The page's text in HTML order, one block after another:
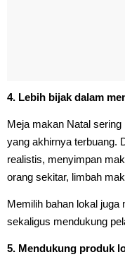
4. Lebih bijak dalam
Meja makan Natal
yang akhirnya terbuang.
realistis, menyimpan
orang sekitar, limbah
Memilih bahan lokal juga
sekaligus mendukung
5. Mendukung produk